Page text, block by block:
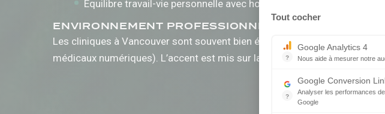
Tout cocher
?
Google Analytics 4
Nous aide à mesurer notre
?
Google Conversion
Analyser les performances
Google
Équilibre travail-vie personnelle avec horaires flexibles
ENVIRONNEMENT PROFESSIONNEL MODERNE
Les cliniques à Vancouver sont souvent bien équipées (radiographie
médicaux numériques). L’accent est mis sur la qualité des soins et le